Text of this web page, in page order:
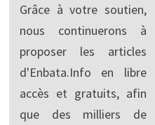
Grâce à votre soutien,
nous continuerons à
proposer les articles
d'Enbata.Info en libre
accès et gratuits, afin
que des milliers de